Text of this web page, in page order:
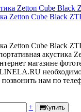
Zetton Cube Black
Zetton Cube Black
акустика
магазине
позвонить нам по
+ Купить